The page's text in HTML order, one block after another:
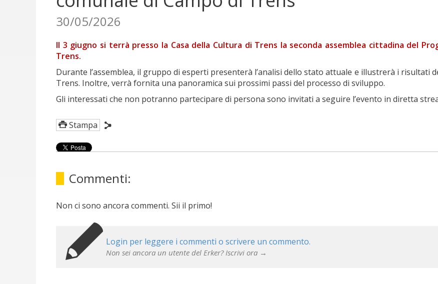
30/05/2026
Il 3 giugno si terrà presso la Casa della Cultura di Trens la seconda assemblea cittadina del
Trens.
Durante l’assemblea, il gruppo di esperti presenterà l’analisi dello stato attuale e illustrerà i risultati
Trens. Inoltre, verrà fornita una panoramica sui prossimi passi del processo di sviluppo.
Gli interessati che non potranno partecipare di persona sono invitati a seguire l’evento in diretta
Stampa
Commenti:
Non ci sono ancora commenti. Sii il primo!
Login per leggere i commenti o scrivere un commento.
Non sei ancora un utente del Erker? Iscrivi ora →